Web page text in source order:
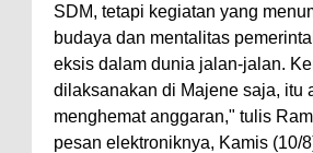
SDM, tetapi kegiatan yang
budaya dan mentalitas
eksis dalam dunia jalan-jalan.
dilaksanakan di Majene saja, itu
menghemat anggaran," tulis
pesan elektroniknya, Kamis (10/